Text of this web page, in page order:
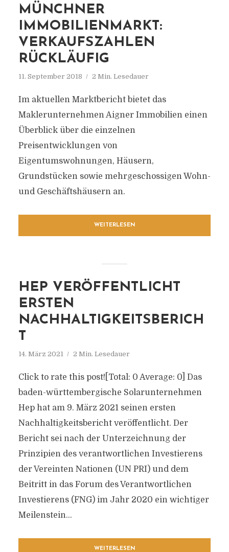
MÜNCHNER
IMMOBILIENMARKT:
VERKAUFSZAHLEN
RÜCKLÄUFIG
11. September 2018 2 Min. Lesedauer
Im aktuellen Marktbericht bietet das
Maklerunternehmen Aigner Immobilien einen
Überblick über die einzelnen
Preisentwicklungen von
Eigentumswohnungen, Häusern,
Grundstücken sowie mehrgeschossigen Wohn-
und Geschäftshäusern an.
WEITERLESEN
HEP VERÖFFENTLICHT
ERSTEN
NACHHALTIGKEITSBERICH
T
14. März 2021 2 Min. Lesedauer
Click to rate this post![Total: 0 Average: 0] Das
baden-württembergische Solarunternehmen
Hep hat am 9. März 2021 seinen ersten
Nachhaltigkeitsbericht veröffentlicht. Der
Bericht sei nach der Unterzeichnung der
Prinzipien des verantwortlichen Investierens
der Vereinten Nationen (UN PRI) und dem
Beitritt in das Forum des Verantwortlichen
Investierens (FNG) im Jahr 2020 ein wichtiger
Meilenstein...
WEITERLESEN